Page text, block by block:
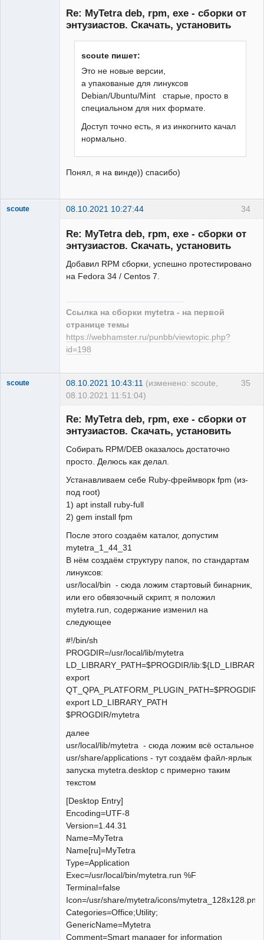
Re: MyTetra deb, rpm, exe - сборки от
энтузиастов. Скачать, установить
scoute пишет:
Это не новые версии,
а упакованые для линуксов
Debian/Ubuntu/Mint старые, просто в
специальном для них формате.
Доступ точно есть, я из инкогнито качал
нормально.
Понял, я на винде)) спасибо)
34
scoute 08.10.2021 10:27:44
Re: MyTetra deb, rpm, exe - сборки от
энтузиастов. Скачать, установить
Добавил RPM сборки, успешно протестировано
на Fedora 34 / Centos 7.
Ссылка на сборки mytetra - на первой
странице темы
https://webhamster.ru/punbb/viewtopic.php?
id=198
35
scoute 08.10.2021 10:43:11 (изменено: scoute,
08.10.2021 11:51:04)
Re: MyTetra deb, rpm, exe - сборки от
энтузиастов. Скачать, установить
Собирать RPM/DEB оказалось достаточно
просто. Делюсь как делал.
Устанавливаем себе Ruby-фреймворк fpm (из-
под root)
1) apt install ruby-full
2) gem install fpm
После этого создаём каталог, допустим
mytetra_1_44_31
В нём создаём структуру папок, по стандартам
линуксов:
usr/local/bin - сюда ложим стартовый бинарник,
или его обвязочный скрипт, я положил
mytetra.run, содержание изменил на
следующее
#!/bin/sh
PROGDIR=/usr/local/lib/mytetra
LD_LIBRARY_PATH=$PROGDIR/
export
QT_QPA_PLATFORM_PLUGIN_PATH=$PROGDIR/
export LD_LIBRARY_PATH
$PROGDIR/mytetra
далее
usr/local/lib/mytetra - сюда ложим всё остальное
usr/share/applications - тут создаём файл-ярлык
запуска mytetra.desktop с примерно таким
текстом
[Desktop Entry]
Encoding=UTF-8
Version=1.44.31
Name=MyTetra
Name[ru]=MyTetra
Type=Application
Exec=/usr/local/bin/mytetra.run %F
Terminal=false
Icon=/usr/share/mytetra/icons/mytetra_128x128.png
Categories=Office;Utility;
GenericName=Mytetra
Comment=Smart manager for information